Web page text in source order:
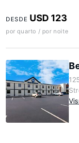
DESDE USD 123
por quarto / por noite